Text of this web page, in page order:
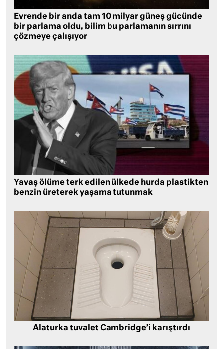
Evrende bir anda tam 10 milyar güneş gücünde
bir parlama oldu, bilim bu parlamanın sırrını
çözmeye çalışıyor
Yavaş ölüme terk edilen ülkede hurda plastikten
benzin üreterek yaşama tutunmak
Alaturka tuvalet Cambridge’i karıştırdı